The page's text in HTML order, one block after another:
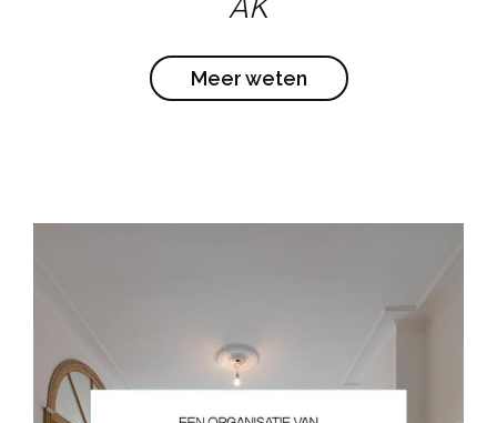
Meer weten